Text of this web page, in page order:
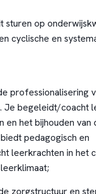
sturen op
cyclische en
professionalisering
Je begeleidt/coacht
en het bijhouden van
pedagogisch en
leerkrachten in het
zorgstructuur en